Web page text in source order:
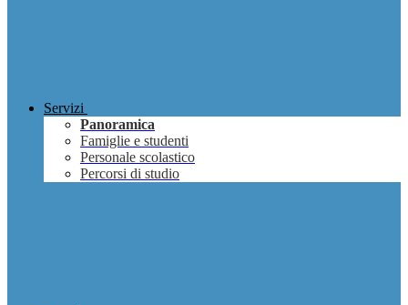
Servizi
Panoramica
Famiglie e studenti
Personale scolastico
Percorsi di studio